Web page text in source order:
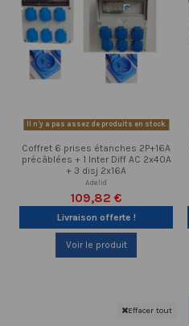
Il n'y a pas assez de produits en stock.
Coffret 6 prises étanches 2P+16A
précâblées + 1 Inter Diff AC 2x40A
+ 3 disj 2x16A
Adelid
109,82 €
Livraison offerte !
Voir le produit
Effacer tout